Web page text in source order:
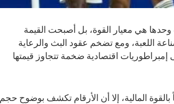
هي معيار القوة، بل أصبحت القيمة
اللعبة، ومع تضخم عقود البث والرعاية
إمبراطوريات اقتصادية ضخمة تتجاوز قيمتها
المالية، إلا أن الأرقام تكشف بوضوح حجم